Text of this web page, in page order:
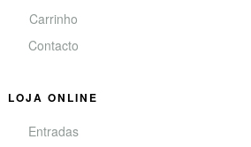
Carrinho
Contacto
LOJA ONLINE
Entradas